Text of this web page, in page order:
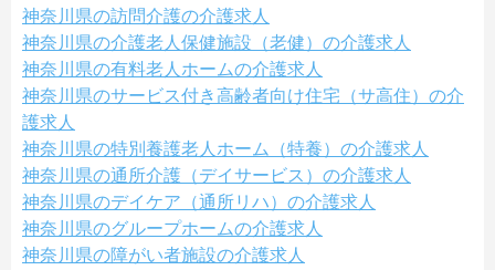
神奈川県の訪問介護の介護求人
神奈川県の介護老人保健施設（老健）の介護求人
神奈川県の有料老人ホームの介護求人
神奈川県のサービス付き高齢者向け住宅（サ高住）の介
護求人
神奈川県の特別養護老人ホーム（特養）の介護求人
神奈川県の通所介護（デイサービス）の介護求人
神奈川県のデイケア（通所リハ）の介護求人
神奈川県のグループホームの介護求人
神奈川県の障がい者施設の介護求人